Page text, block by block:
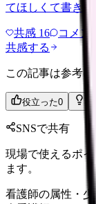
てほしくて書きま
共感 16 コメン
共感する
この記事は参考に
役立った0
SNSで共有
現場で使えるポ
ます。
看護師の属性・